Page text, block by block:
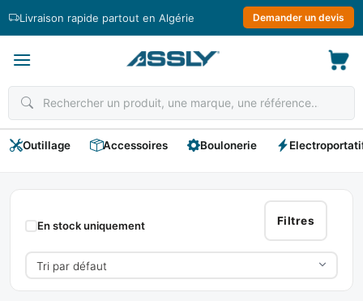
Livraison rapide partout en Algérie Demander un devis
Outillage Accessoires Boulonerie
Levage
Et
Transport
Filtres
En stock uniquement